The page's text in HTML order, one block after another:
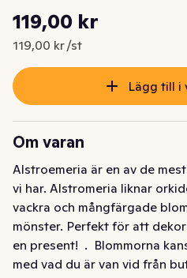
Nuvarande pris är: 119,00 kr
119,00 kr
119,00 kr /st
Styckpris: 119,00 kr /st
Lägg till i
Om varan
Alstroemeria är en av de
vi har. Alstromeria liknar
vackra och mångfärgade
mönster. Perfekt för att
en present!  .  Blommorna
med vad du är van vid från